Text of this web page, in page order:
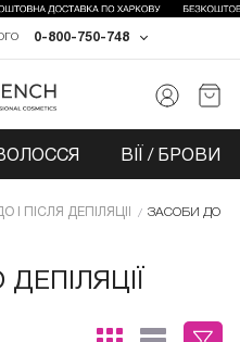
0-800-750-748
ВІЇ / БРОВИ
І ПІСЛЯ ДЕПІЛЯЦІЇ ЗАСОБИ ДО